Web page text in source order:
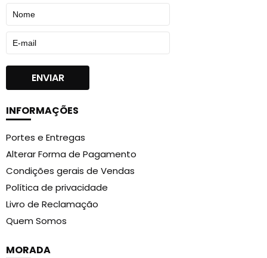
INFORMAÇÕES
Portes e Entregas
Alterar Forma de Pagamento
Condições gerais de Vendas
Política de privacidade
Livro de Reclamação
Quem Somos
MORADA